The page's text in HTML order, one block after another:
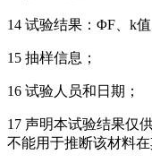
14 试验结果：ΦF、k
15 抽样信息；
16 试验人员和日期；
17 声明本试验结果仅
不能用于推断该材料